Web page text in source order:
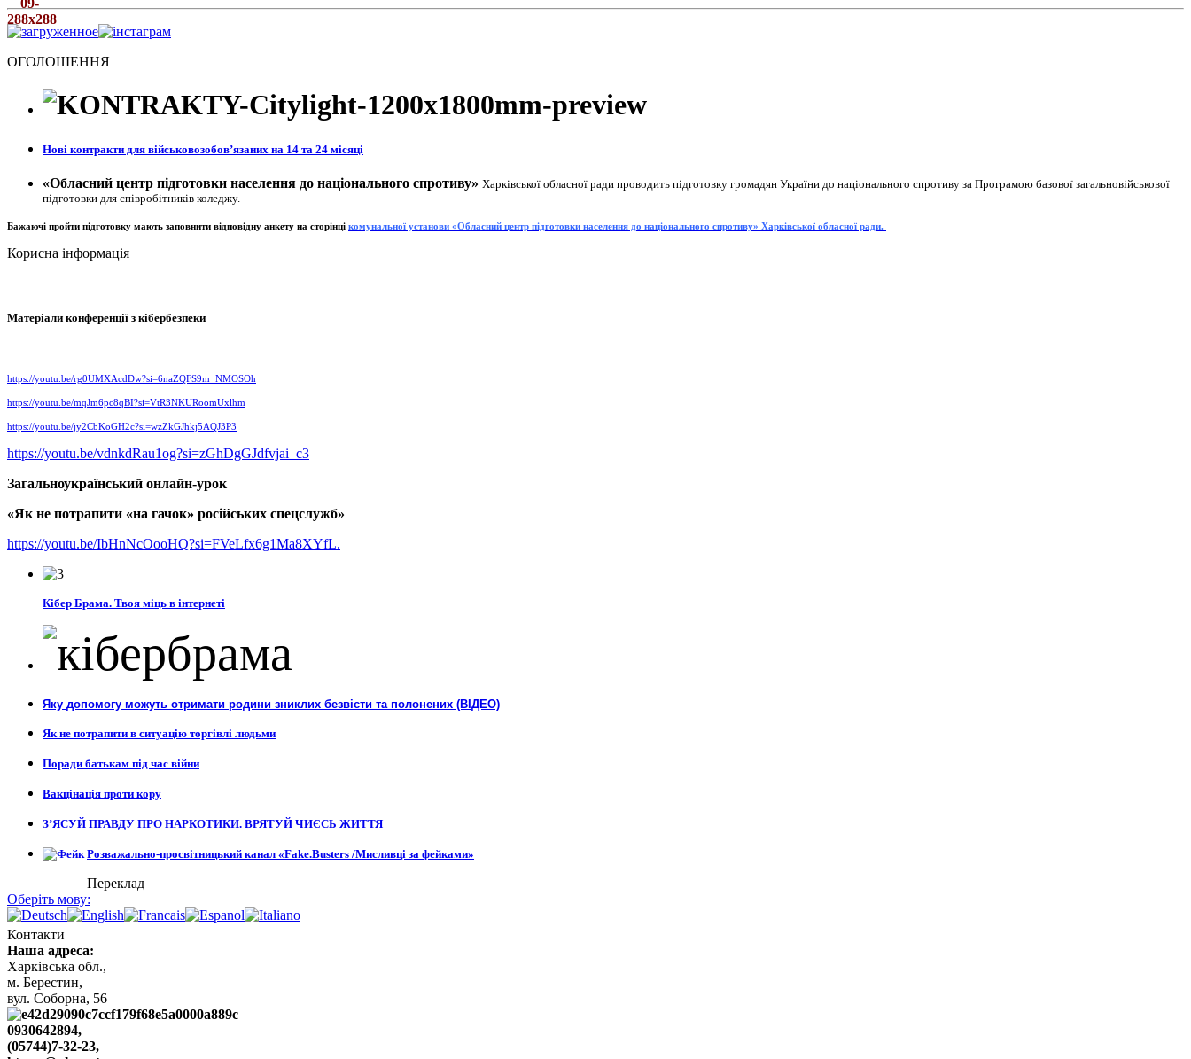
ОГОЛОШЕННЯ
Нові контракти для військовозобовʼязаних на 14 та 24 місяці
«Обласний центр підготовки населення до національного спротиву» Харківської обласної ради проводить підготовку громадян України до національного спротиву за Програмою базової загальновійськової
підготовки для співробітників коледжу.
Бажаючі пройти підготовку мають заповнити відповідну анкету на сторінці комунальної установи «Обласний центр підготовки населення до національного спротиву» Харківської обласної ради.
Корисна інформація
Матеріали конференції з кібербезпеки
https://youtu.be/rg0UMXAcdDw?si=6naZQFS9m_NMOSOh
https://youtu.be/mqJm6pc8qBI?si=VtR3NKURoomUxlhm
https://youtu.be/jy2CbKoGH2c?si=wzZkGJhkj5AQJ3P3
https://youtu.be/vdnkdRau1og?si=zGhDgGJdfvjai_c3
Загальноукраїнський онлайн-урок
«Як не потрапити «на гачок» російських спецслужб»
https://youtu.be/IbHnNcOooHQ?si=FVeLfx6g1Ma8XYfL.
Кібер Брама. Твоя міць в інтернеті
Яку допомогу можуть отримати родини зниклих безвісти та полонених (ВІДЕО)
Як не потрапити в ситуацію торгівлі людьми
Поради батькам під час війни
Вакцінація проти кору
З’ЯСУЙ ПРАВДУ ПРО НАРКОТИКИ. ВРЯТУЙ ЧИЄСЬ ЖИТТЯ
Розважально-просвітницький канал «Fake.Busters /Мисливці за фейками»
Переклад
Оберіть мову:
Контакти
Наша адреса:
Харківська обл.,
м. Берестин,
вул. Cоборна, 56
0930642894,
(05744)7-32-23,